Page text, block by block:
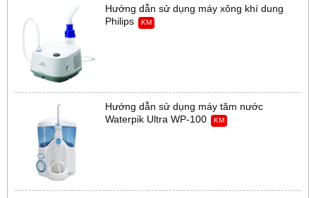
Hướng dẫn sử dụng máy xông khí dung
Philips
KM
Hướng dẫn sử dụng máy tăm nước
Waterpik Ultra WP-100
KM